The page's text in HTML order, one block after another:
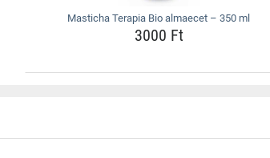
Masticha Terapia Bio almaecet – 350 ml
3000 Ft